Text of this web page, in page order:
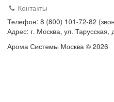
Контакты
Телефон: 8 (800) 101-72-82
Адрес: г. Москва, ул. Тарусская,
Арома Системы Москва © 2026